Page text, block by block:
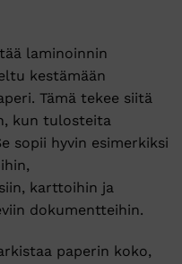
laminoinnin
kestämään
Tämä tekee siitä
kun tulosteita
sopii hyvin esimerkiksi
karttoihin ja
dokumentteihin.
paperin koko,